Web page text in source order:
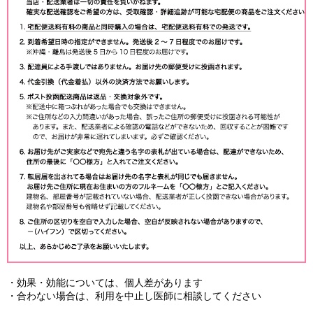
・効果・効能については、個人差があります
・合わない場合は、利用を中止し医師に相談してください